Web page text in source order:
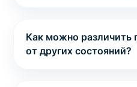
Как можно различить
от других состояний?